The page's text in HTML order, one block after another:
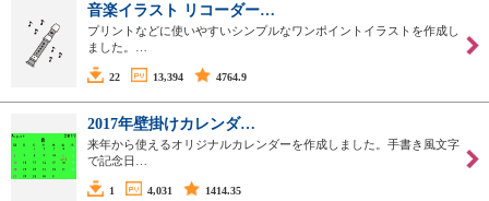
音楽イラスト リコーダー…
プリントなどに使いやすいシンプルなワンポイントイラストを作成し
ました。…
22 13,394 4764.9
2017年壁掛けカレンダ…
来年から使えるオリジナルカレンダーを作成しました。手書き風文字
で記念日…
1 4,031 1414.35